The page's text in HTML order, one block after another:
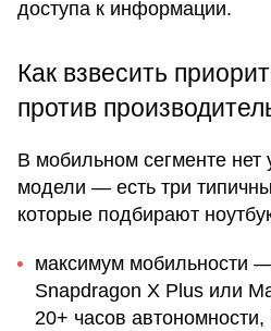
доступа к информации.
Как взвесить
против
В мобильном сегменте нет
модели — есть три
которые подбирают
максимум мобильности —
Snapdragon X Plus или
20+ часов автономности,